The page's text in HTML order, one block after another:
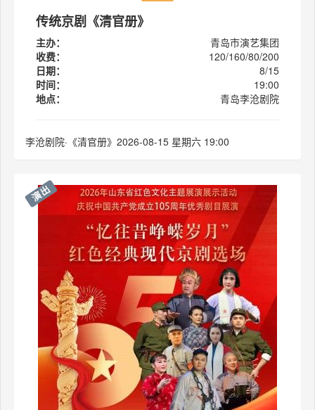
传统京剧《清官册》
主办：
青岛市演艺集团
收费：
120/160/80/200
日期：
8/15
时间：
19:00
地点：
青岛李沧剧院
李沧剧院·《清官册》2026-08-15 星期六 19:00
演出